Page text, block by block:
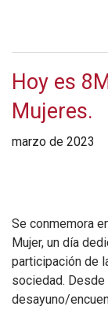
Hoy es
Mujeres.
marzo de 2023
Se conmemora
Mujer, un día
participación de
sociedad.
desayuno/